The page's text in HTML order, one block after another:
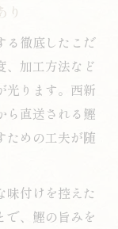
り
る徹底したこだ
、加工方法など
光ります。西新
ら直送される鰹
ための工夫が随
味付けを控えた
で、鰹の旨みを